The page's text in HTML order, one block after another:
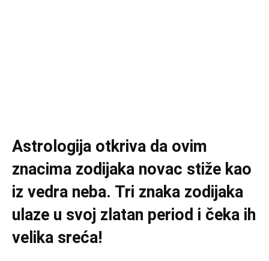
Astrologija otkriva da ovim
znacima zodijaka novac stiže kao
iz vedra neba. Tri znaka zodijaka
ulaze u svoj zlatan period i čeka ih
velika sreća!